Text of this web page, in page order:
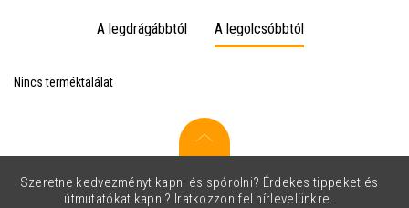
A legdrágábbtól A legolcsóbbtól
Nincs terméktalálat
Szeretne kedvezményt kapni és spórolni? Érdekes tippeket és
útmutatókat kapni? Iratkozzon fel hírlevelünkre.